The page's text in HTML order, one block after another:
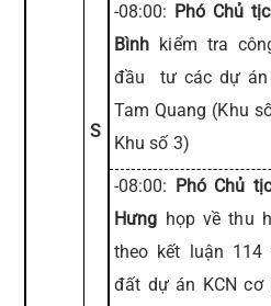
S
-08:00: Phó Chủ
Bình kiểm tra
đầu tư các dự án
Tam Quang (Khu
Khu số 3)
-08:00: Phó Chủ
Hưng họp về thu
theo kết luận 114
đất dự án KCN cơ